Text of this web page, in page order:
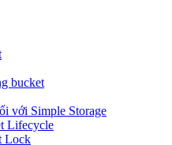
bucket
với Simple Storage
Lifecycle
Lock